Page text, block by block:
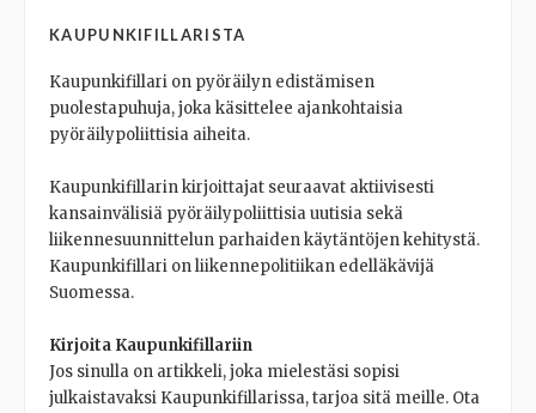
KAUPUNKIFILLARISTA
Kaupunkifillari on pyöräilyn edistämisen
puolestapuhuja, joka käsittelee ajankohtaisia
pyöräilypoliittisia aiheita.
Kaupunkifillarin kirjoittajat seuraavat aktiivisesti
kansainvälisiä pyöräilypoliittisia uutisia sekä
liikennesuunnittelun parhaiden käytäntöjen kehitystä.
Kaupunkifillari on liikennepolitiikan edelläkävijä
Suomessa.
Kirjoita Kaupunkifillariin
Jos sinulla on artikkeli, joka mielestäsi sopisi
julkaistavaksi Kaupunkifillarissa, tarjoa sitä meille. Ota